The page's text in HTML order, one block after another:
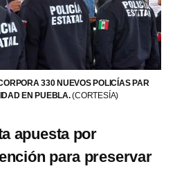
330 NUEVOS POLICÍAS PAR
EN PUEBLA.(CORTESÍA)
apuesta por
para preservar